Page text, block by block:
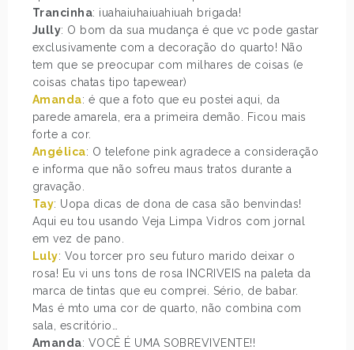
Trancinha: iuahaiuhaiuahiuah brigada!
Jully: O bom da sua mudança é que vc pode gastar
exclusivamente com a decoração do quarto! Não
tem que se preocupar com milhares de coisas (e
coisas chatas tipo tapewear)
Amanda: é que a foto que eu postei aqui, da
parede amarela, era a primeira demão. Ficou mais
forte a cor.
Angélica: O telefone pink agradece a consideração
e informa que não sofreu maus tratos durante a
gravação.
Tay: Uopa dicas de dona de casa são benvindas!
Aqui eu tou usando Veja Limpa Vidros com jornal
em vez de pano.
Luly: Vou torcer pro seu futuro marido deixar o
rosa! Eu vi uns tons de rosa INCRIVEIS na paleta da
marca de tintas que eu comprei. Sério, de babar.
Mas é mto uma cor de quarto, não combina com
sala, escritório…
Amanda: VOCÊ É UMA SOBREVIVENTE!!